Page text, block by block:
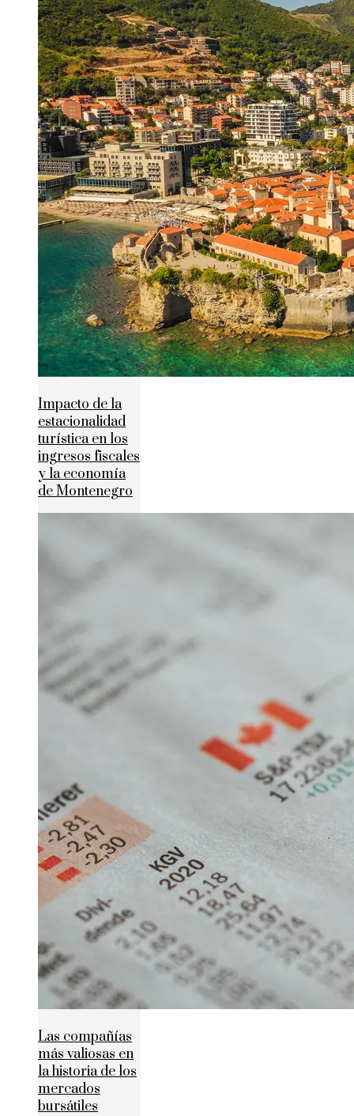
Impacto de la
estacionalidad
turística en los
ingresos fiscales
y la economía
de Montenegro
Las compañías
más valiosas en
la historia de los
mercados
bursátiles